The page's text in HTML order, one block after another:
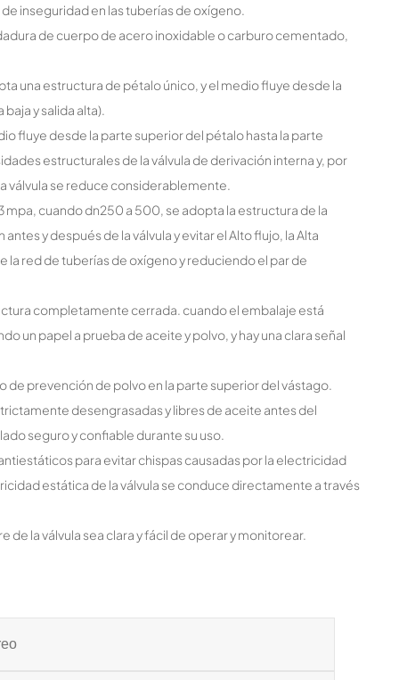
inseguridad en las tuberías de oxígeno.
de cuerpo de acero inoxidable o carburo cementado,
una estructura de pétalo único, y el medio fluye desde la
y salida alta).
fluye desde la parte superior del pétalo hasta la parte
estructurales de la válvula de derivación interna y, por
válvula se reduce considerablemente.
mpa, cuando dn250 a 500, se adopta la estructura de la
y después de la válvula y evitar el Alto flujo, la Alta
la red de tuberías de oxígeno y reduciendo el par de
completamente cerrada. cuando el embalaje está
un papel a prueba de aceite y polvo, y hay una clara señal
prevención de polvo en la parte superior del vástago.
desengrasadas y libres de aceite antes del
seguro y confiable durante su uso.
para evitar chispas causadas por la electricidad
estática de la válvula se conduce directamente a través
de la válvula sea clara y fácil de operar y monitorear.